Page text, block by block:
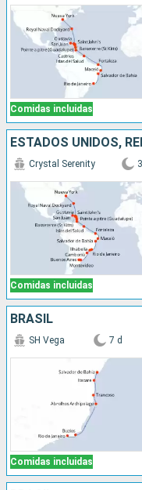
Comidas incluidas
Comidas incluidas
Crystal Serenity
BRASIL
Comidas incluidas
SH Vega 7 d